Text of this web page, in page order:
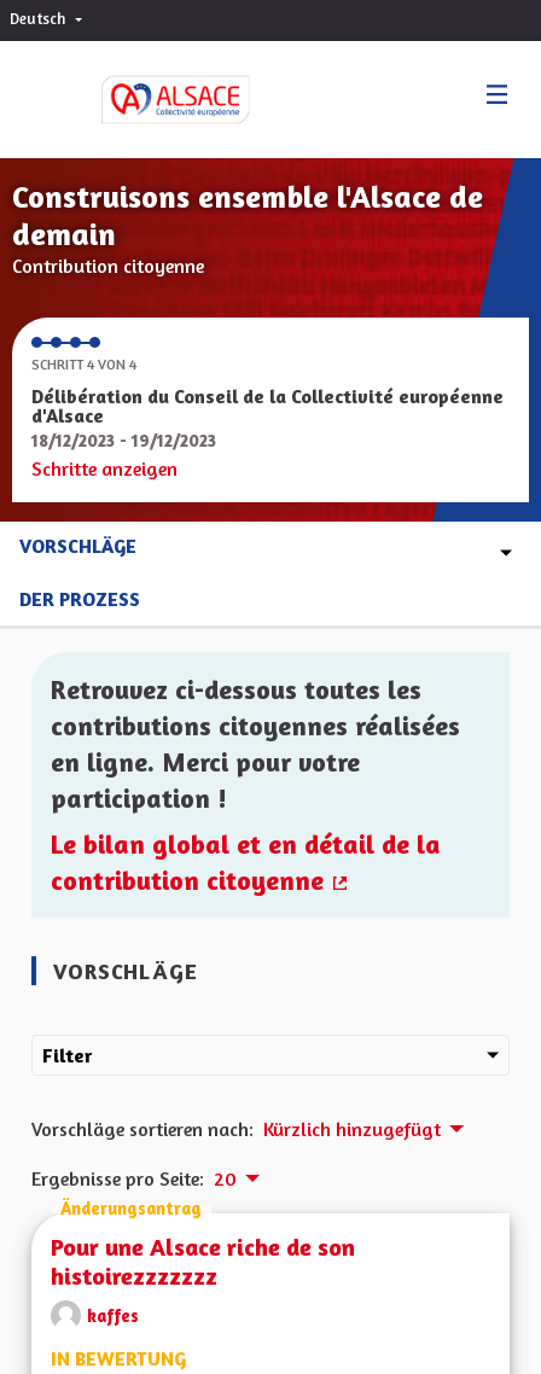
Deutsch Choisir la langue
Construisons ensemble l'Alsace de
demain
Contribution citoyenne
SCHRITT 4 VON 4
Délibération du Conseil de la Collectivité européenne
d'Alsace
18/12/2023 - 19/12/2023
Schritte anzeigen
VORSCHLÄGE
DER PROZESS
Retrouvez ci-dessous toutes les
contributions citoyennes réalisées
en ligne. Merci pour votre
participation !
Le bilan global et en détail de la
contribution citoyenne
VORSCHLÄGE
Filter
Vorschläge sortieren nach: Kürzlich hinzugefügt
Ergebnisse pro Seite: 20
Änderungsantrag
Pour une Alsace riche de son
histoirezzzzzzz
kaffes
IN BEWERTUNG